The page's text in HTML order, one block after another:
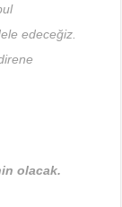
edeceğiz.
olacak.